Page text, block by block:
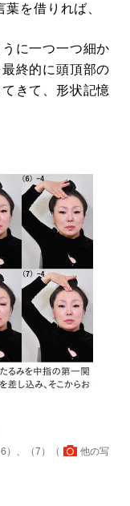
を借りれば、
に一つ一つ細か
終的に頭頂部の
きて、形状記憶
）、（7）（
他の写